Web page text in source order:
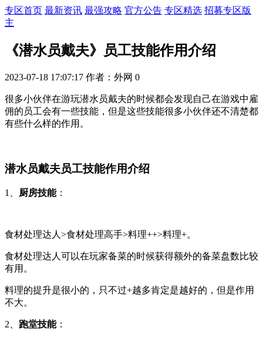
专区首页 最新资讯 最强攻略 官方公告 专区精选 招募专区版
主
《潜水员戴夫》员工技能作用介绍
2023-07-18 17:07:17 作者：外网 0
很多小伙伴在游玩潜水员戴夫的时候都会发现自己在游戏中雇
佣的员工会有一些技能，但是这些技能很多小伙伴还不清楚都
有些什么样的作用。
潜水员戴夫员工技能作用介绍
1、 厨房技能：
食材处理达人>食材处理高手>料理++>料理+。
食材处理达人可以在玩家备菜的时候获得额外的备菜盘数比较
有用。
料理的提升是很小的，只不过+越多肯定是越好的，但是作用
不大。
2、 跑堂技能：